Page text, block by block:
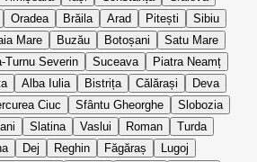
Oradea Brăila Arad Pitești
Sibiu
Mare Buzău Botoșani
Satu Mare
Turnu Severin Suceava
Piatra Neamț
Alba Iulia Bistrița Călărași
Deva
Ciuc Sfântu Gheorghe
Slobozia
Slatina Vaslui Roman
Turda
Dej Reghin Făgăraș
Lugoj